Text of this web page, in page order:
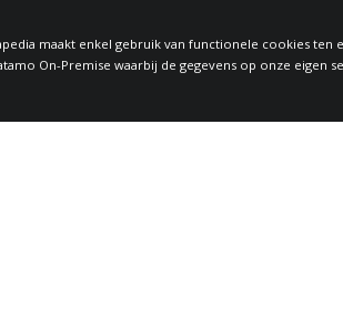
maakt enkel gebruik van functionele cookies ten
On-Premise waarbij de gegevens op onze